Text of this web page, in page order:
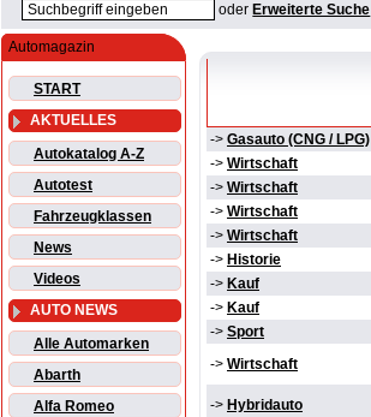
oder Erweiterte Suche
Automagazin
START
AKTUELLES
Autokatalog A-Z
Autotest
Fahrzeugklassen
News
Videos
AUTO NEWS
Alle Automarken
Abarth
Alfa Romeo
-> Gasauto (CNG / LPG)
-> Wirtschaft
-> Wirtschaft
-> Wirtschaft
-> Wirtschaft
-> Historie
-> Kauf
-> Kauf
-> Sport
-> Wirtschaft
-> Hybridauto